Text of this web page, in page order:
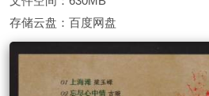
存储云盘：百度网盘